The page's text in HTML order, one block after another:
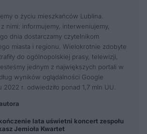
o życiu mieszkańców Lublina.
nimi: informujemy, interweniujemy,
dnia dostarczamy czytelnikom
miasta i regionu. Wielokrotnie zdobyte
do ogólnopolskiej prasy, telewizji,
jednym z największych portali w
wyników oglądalności Google
r. odwiedziło ponad 1,7 mln UU.
lata uświetni koncert zespołu
Jemioła Kwartet